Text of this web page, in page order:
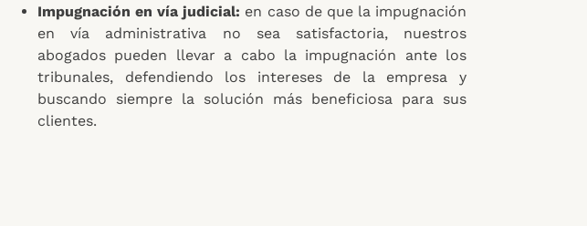
Impugnación en vía judicial: en caso de que la impugnación
en vía administrativa no sea satisfactoria, nuestros
abogados pueden llevar a cabo la impugnación ante los
tribunales, defendiendo los intereses de la empresa y
buscando siempre la solución más beneficiosa para sus
clientes.